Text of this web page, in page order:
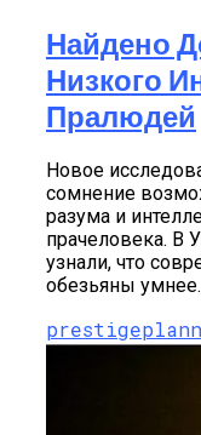
Найдено
Низкого
Пралюдей
Новое
сомнение
разума и
прачеловека. В
узнали, что
обезьяны